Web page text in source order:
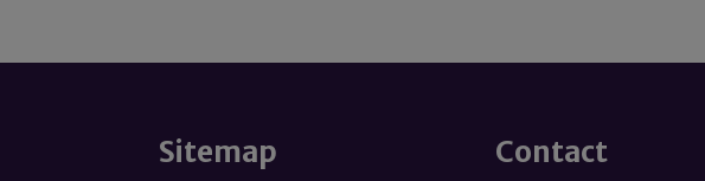
Sitemap Contact